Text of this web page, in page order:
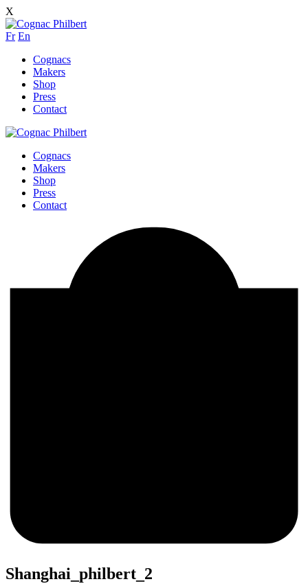
X
Fr En
Cognacs
Makers
Shop
Press
Contact
Cognacs
Makers
Shop
Press
Contact
Shanghai_philbert_2